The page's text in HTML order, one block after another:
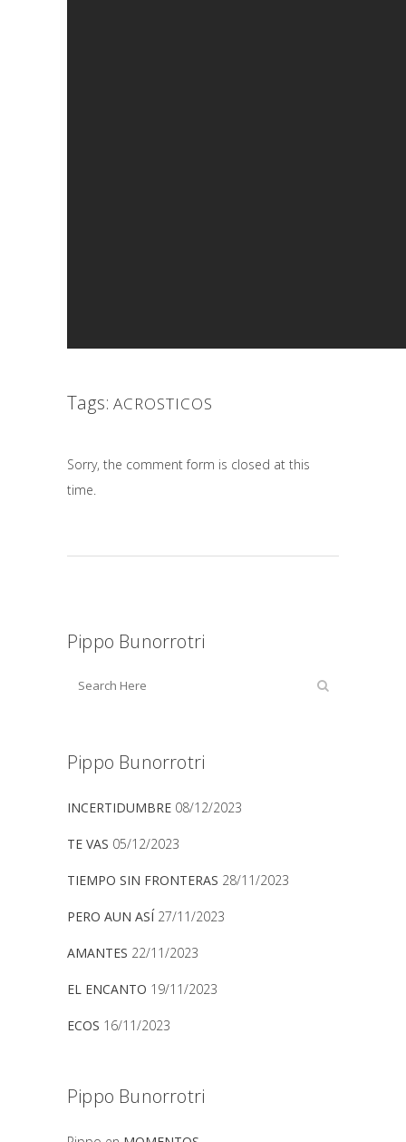
Tags: ACROSTICOS
Sorry, the comment form is closed at this
time.
Pippo Bunorrotri
Pippo Bunorrotri
INCERTIDUMBRE 08/12/2023
TE VAS 05/12/2023
TIEMPO SIN FRONTERAS 28/11/2023
PERO AUN ASÍ 27/11/2023
AMANTES 22/11/2023
EL ENCANTO 19/11/2023
ECOS 16/11/2023
Pippo Bunorrotri